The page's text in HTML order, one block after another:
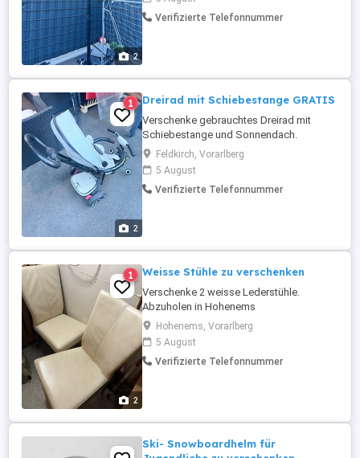
2
Verifizierte Telefonnummer
2
1 Dreirad mit Schiebestange GRATIS
Verschenke gebrauchtes Dreirad mit
Schiebestange und Sonnendach.
Gebrauchsspuren vorhanden, aber
funktionstüchtig.
Feldkirch, Vorarlberg
5 August
Verifizierte Telefonnummer
2
1 Weisse Stühle zu verschenken
Verschenke 2 weisse Lederstühle.
Abzuholen in Hohenems
Hohenems, Vorarlberg
5 August
Verifizierte Telefonnummer
Ski- Snowboardhelm für